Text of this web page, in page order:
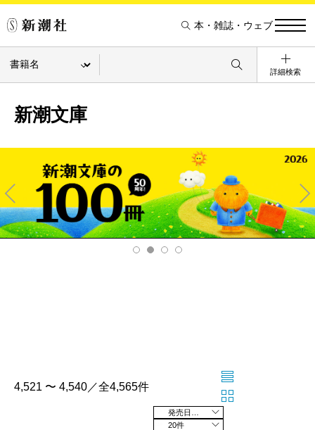
本・雑誌・ウェブ
詳細検索
新潮文庫
Pre
v
Ne
xt
4,521 〜 4,540／全4,565件
20件